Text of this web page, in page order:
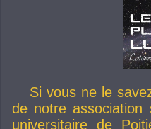
Si vous ne le
de notre
universitaire de